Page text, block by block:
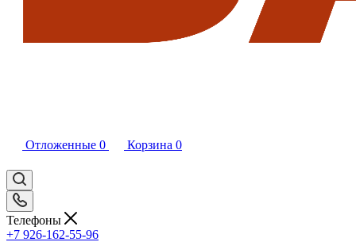
Отложенные 0 Корзина 0
Телефоны
+7 926-162-55-96